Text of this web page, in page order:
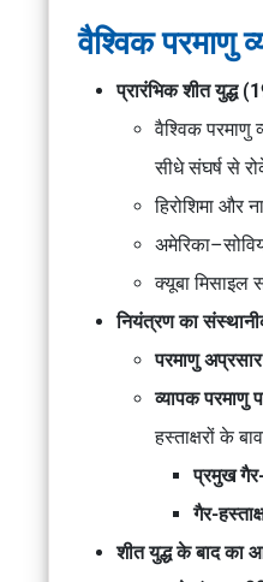
वैश्विक परमाणु
प्रारंभिक शीत युद्ध
वैश्विक परमाणु
सीधे संघर्ष से
हिरोशिमा और
क्यूबा मिसाइल
नियंत्रण का
परमाणु
व्यापक परमाणु
हस्ताक्षरों के
प्रमुख
गैर-
शीत युद्ध के बाद का